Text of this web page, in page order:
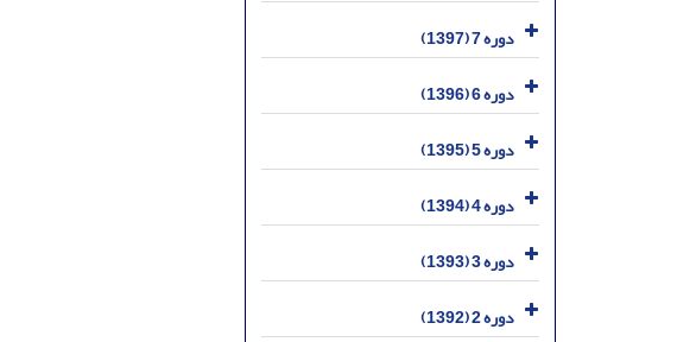
دوره 7 (1397)
دوره 6 (1396)
دوره 5 (1395)
دوره 4 (1394)
دوره 3 (1393)
دوره 2 (1392)